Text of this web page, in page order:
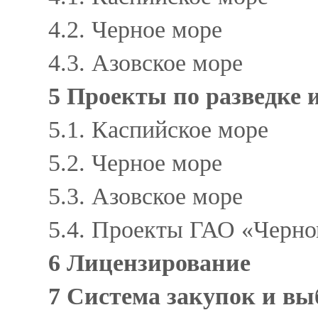
4.2. Черное море
4.3. Азовское море
5 Проекты по разведке
5.1. Каспийское море
5.2. Черное море
5.3. Азовское море
5.4. Проекты ГАО
6 Лицензирование
7 Система закупок и